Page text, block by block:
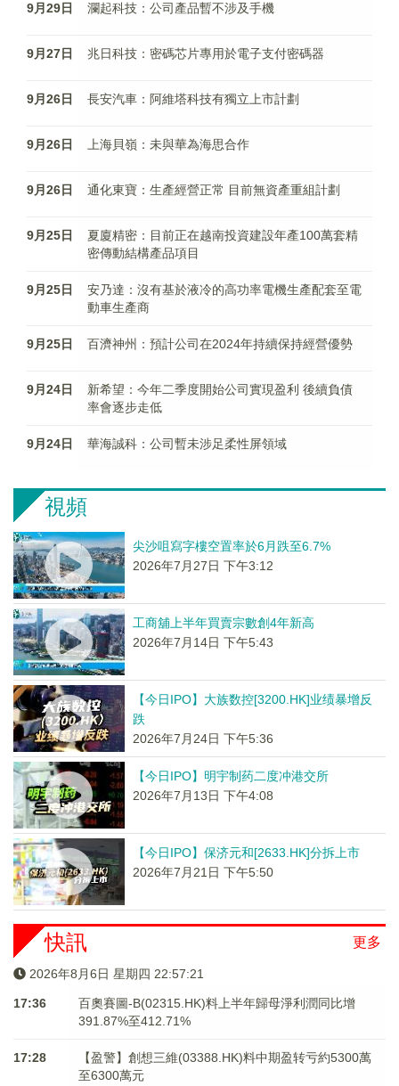
9月29日 瀾起科技：公司產品暫不涉及手機
9月27日 兆日科技：密碼芯片專用於電子支付密碼器
9月26日 長安汽車：阿維塔科技有獨立上市計劃
9月26日 上海貝嶺：未與華為海思合作
9月26日 通化東寶：生產經營正常 目前無資產重組計劃
9月25日
夏廈精密：目前正在越南投資建設年產100萬套精
密傳動結構產品項目
9月25日
安乃達：沒有基於液冷的高功率電機生產配套至電
動車生產商
9月25日 百濟神州：預計公司在2024年持續保持經營優勢
9月24日
新希望：今年二季度開始公司實現盈利 後續負債
率會逐步走低
9月24日 華海誠科：公司暫未涉足柔性屏領域
視頻
尖沙咀寫字樓空置率於6月跌至6.7%
2026年7月27日 下午3:12
工商舖上半年買賣宗數創4年新高
2026年7月14日 下午5:43
【今日IPO】大族数控[3200.HK]业绩暴增反
跌
2026年7月24日 下午5:36
【今日IPO】明宇制药二度冲港交所
2026年7月13日 下午4:08
【今日IPO】保济元和[2633.HK]分拆上市
2026年7月21日 下午5:50
更多
快訊
2026年8月6日 星期四 22:57:21
17:36
百奧賽圖-B(02315.HK)料上半年歸母淨利潤同比增
391.87%至412.71%
17:28
【盈警】創想三維(03388.HK)料中期盈转亏約5300萬
至6300萬元